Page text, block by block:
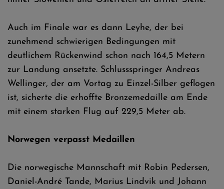
Auch im Finale war es dann Leyhe, der bei
zunehmend schwierigen Bedingungen mit
deutlichem Rückenwind schon nach 164,5 Metern
zur Landung ansetzte. Schlussspringer Andreas
Wellinger, der am Vortag zu Einzel-Silber geflogen
ist, sicherte die erhoffte Bronzemedaille am Ende
mit einem starken Flug auf 229,5 Meter ab.
Norwegen verpasst Medaillen
Die norwegische Mannschaft mit Robin Pedersen,
Daniel-André Tande, Marius Lindvik und Johann